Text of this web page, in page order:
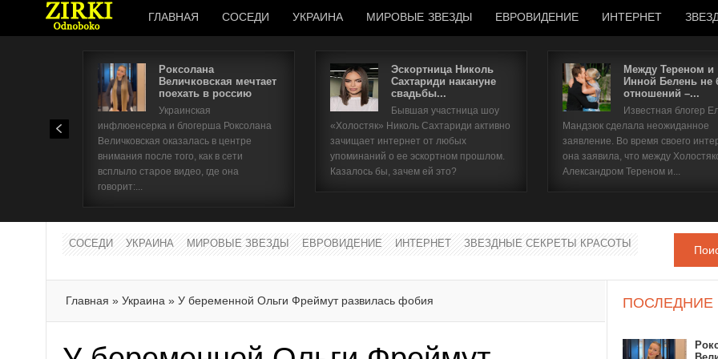
ГЛАВНАЯ СОСЕДИ УКРАИНА МИРОВЫЕ ЗВЕЗДЫ ЕВРОВИДЕНИЕ ИНТЕРНЕТ
Роксолана
Величковская мечтает
поехать в россию
Украинская
инфлюенсерка и блогерша Роксолана
Величковская оказалась в центре
внимания после того, как в сети
всплыло старое видео, где она
говорит:...
Эскортница Николь
Сахтариди накануне
свадьбы...
Бывшая участница шоу
«Холостяк» Николь Сахтариди активно
зачищает интернет от любых
упоминаний о ее эскортном прошлом.
Казалось бы, зачем ей это?
Между Тереном и
Инной Белень не
отношений –...
Известная блогер
Мандзюк сделала неожиданное
заявление. Во время своего
она заявила, что между
Александром Тереном и...
СОСЕДИ УКРАИНА МИРОВЫЕ ЗВЕЗДЫ ЕВРОВИДЕНИЕ ИНТЕРНЕТ ЗВЕЗДНЫЕ СЕКРЕТЫ КРАСОТЫ
Главная » Украина » У беременной Ольги Фреймут развилась фобия ПОСЛЕДНИЕ
Имя пользователя
Забыли имя пользователя?